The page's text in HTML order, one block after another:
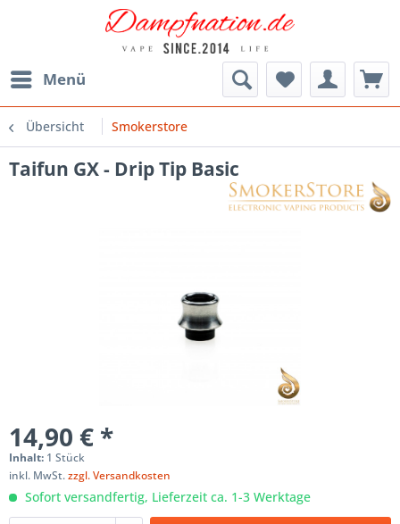
Menü
Übersicht Smokerstore
Taifun GX - Drip Tip Basic
14,90 € *
Inhalt: 1 Stück
inkl. MwSt.zzgl. Versandkosten
Sofort versandfertig, Lieferzeit ca. 1-3 Werktage